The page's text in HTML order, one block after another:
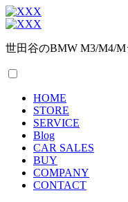
世田谷のBMW M3/M4/
HOME
STORE
SERVICE
Blog
CAR SALES
BUY
COMPANY
CONTACT